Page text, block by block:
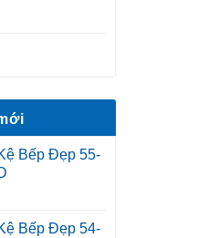
Bếp Đẹp 55-
Bếp Đẹp 54-